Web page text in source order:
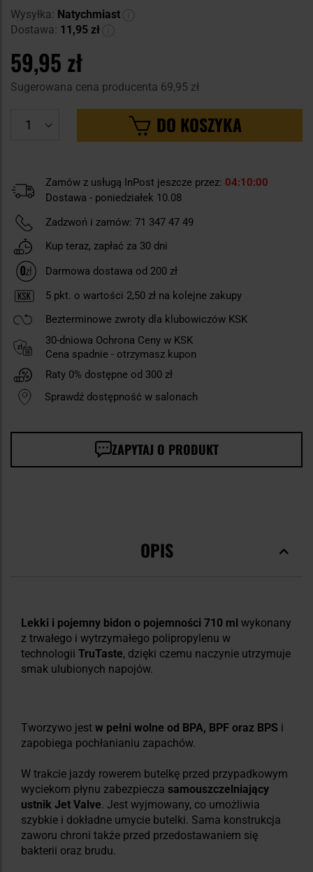
Wysyłka: Natychmiast
Dostawa: 11,95 zł
59,95 zł
Sugerowana cena producenta 69,95 zł
DO KOSZYKA
Zamów z usługą InPost jeszcze przez: 04 10 00
Dostawa - poniedziałek 10.08
Zadzwoń i zamów: 71 347 47 49
Kup teraz, zapłać za 30 dni
Darmowa dostawa od 200 zł
5 pkt. o wartości 2,50 zł na kolejne zakupy
Bezterminowe zwroty dla klubowiczów KSK
30-dniowa Ochrona Ceny w KSK
Cena spadnie - otrzymasz kupon
Raty 0% dostępne od 300 zł
Sprawdź dostępność w salonach
ZAPYTAJ O PRODUKT
OPIS
Lekki i pojemny bidon o pojemności 710 ml wykonany
z trwałego i wytrzymałego polipropylenu w
technologii TruTaste, dzięki czemu naczynie utrzymuje
smak ulubionych napojów.
Tworzywo jest w pełni wolne od BPA, BPF oraz BPS i
zapobiega pochłanianiu zapachów.
W trakcie jazdy rowerem butelkę przed przypadkowym
wyciekom płynu zabezpiecza samouszczelniający
ustnik Jet Valve. Jest wyjmowany, co umożliwia
szybkie i dokładne umycie butelki. Sama konstrukcja
zaworu chroni także przed przedostawaniem się
bakterii oraz brudu.